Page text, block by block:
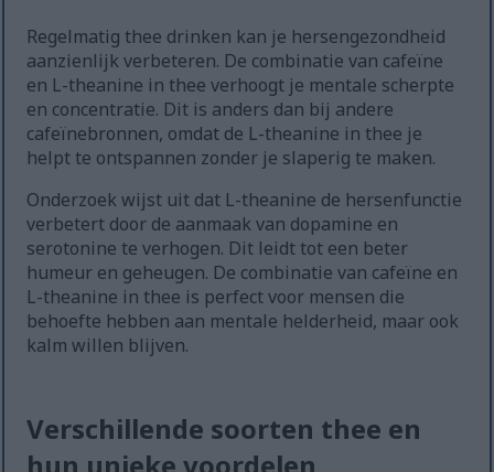
Regelmatig thee drinken kan je hersengezondheid
aanzienlijk verbeteren. De combinatie van cafeïne
en L-theanine in thee verhoogt je mentale scherpte
en concentratie. Dit is anders dan bij andere
cafeïnebronnen, omdat de L-theanine in thee je
helpt te ontspannen zonder je slaperig te maken.
Onderzoek wijst uit dat L-theanine de hersenfunctie
verbetert door de aanmaak van dopamine en
serotonine te verhogen. Dit leidt tot een beter
humeur en geheugen. De combinatie van cafeïne en
L-theanine in thee is perfect voor mensen die
behoefte hebben aan mentale helderheid, maar ook
kalm willen blijven.
Verschillende soorten thee en